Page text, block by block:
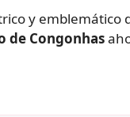
y emblemático
de Congonhas